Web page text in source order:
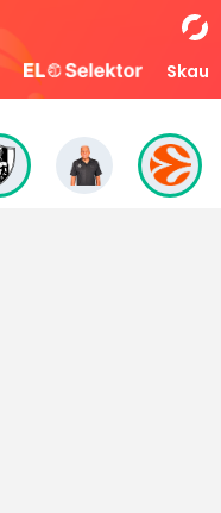
Skaut